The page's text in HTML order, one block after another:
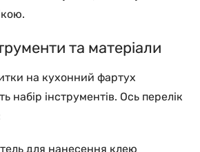
та матеріали
на кухонний фартух
набір інструментів. Ось перелік
для нанесення клею